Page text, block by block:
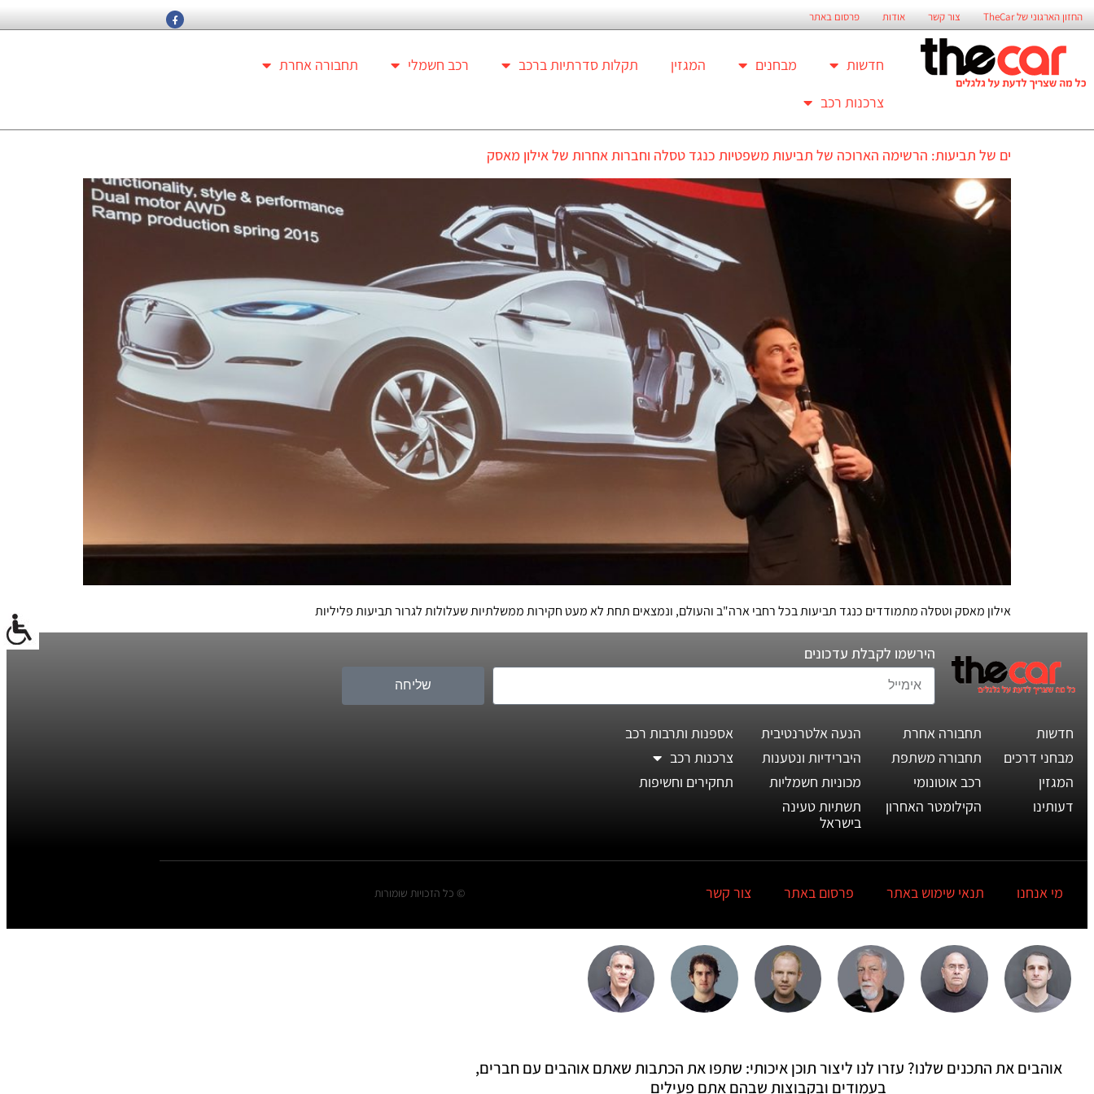
החזון הארגוני של TheCar צור קשר אודות פרסום באתר
חדשות מבחנים המגזין תקלות סדרתיות ברכב רכב חשמלי
תחבורה אחרת
צרכנות רכב
ים של תביעות: הרשימה הארוכה של תביעות משפטיות כנגד טסלה וחברות אחרות של אילון מאסק
אילון מאסק וטסלה מתמודדים כנגד תביעות בכל רחבי ארה"ב והעולם, ונמצאים תחת לא מעט חקירות ממשלתיות שעלולות לגרור תביעות פליליות
הירשמו לקבלת עדכונים
שליחה
חדשות
מבחני דרכים
המגזין
דעותינו
תחבורה אחרת
תחבורה משתפת
רכב אוטונומי
הקילומטר האחרון
הנעה אלטרנטיבית
היברידיות ונטענות
מכוניות חשמליות
תשתיות טעינה
בישראל
אספנות ותרבות רכב
צרכנות רכב
תחקירים וחשיפות
מי אנחנו תנאי שימוש באתר פרסום באתר צור קשר © כל הזכויות שומורות
אוהבים את התכנים שלנו? עזרו לנו ליצור תוכן איכותי: שתפו את הכתבות שאתם אוהבים עם חברים,
בעמודים ובקבוצות שבהם אתם פעילים